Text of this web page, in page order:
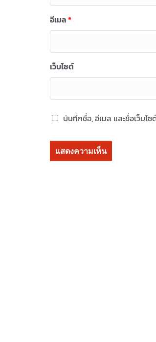
อีเมล*
เว็บไซต์
บันทึกชื่อ, อีเมล และชื่อเว็บไ